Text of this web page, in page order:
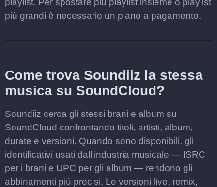
playlist. Per spostare più playlist insieme o playlist
più grandi è necessario un piano a pagamento.
Come trova Soundiiz la stessa
musica su SoundCloud?
Soundiiz cerca gli stessi brani e album su
SoundCloud confrontando titoli, artisti, album,
durate e versioni. Quando sono disponibili, gli
identificativi usati dall'industria musicale — ISRC
per i brani e UPC per gli album — rendono gli
abbinamenti più precisi. Le versioni live, remix,